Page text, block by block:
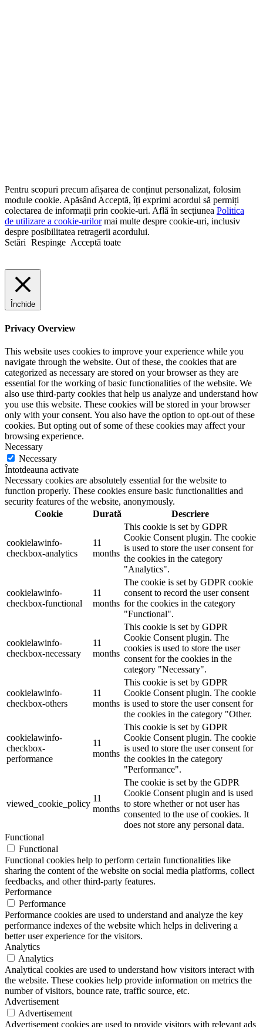
Pentru scopuri precum afișarea de conținut personalizat, folosim
module cookie. Apăsând Acceptă, îți exprimi acordul să permiți
colectarea de informații prin cookie-uri. Află în secțiunea Politica
de utilizare a cookie-urilormai multe despre cookie-uri, inclusiv
despre posibilitatea retragerii acordului.
Setări Respinge Acceptă toate
Închide
Privacy Overview
This website uses cookies to improve your experience while you
navigate through the website. Out of these, the cookies that are
categorized as necessary are stored on your browser as they are
essential for the working of basic functionalities of the website. We
also use third-party cookies that help us analyze and understand how
you use this website. These cookies will be stored in your browser
only with your consent. You also have the option to opt-out of these
cookies. But opting out of some of these cookies may affect your
browsing experience.
Necessary
Necessary
Întotdeauna activate
Necessary cookies are absolutely essential for the website to
function properly. These cookies ensure basic functionalities and
security features of the website, anonymously.
Cookie
Durată Descriere
cookielawinfo-
checkbox-analytics
11
months
This cookie is set by GDPR
Cookie Consent plugin. The cookie
is used to store the user consent for
the cookies in the category
"Analytics".
cookielawinfo-
checkbox-functional
11
months
The cookie is set by GDPR cookie
consent to record the user consent
for the cookies in the category
"Functional".
cookielawinfo-
checkbox-necessary
11
months
This cookie is set by GDPR
Cookie Consent plugin. The
cookies is used to store the user
consent for the cookies in the
category "Necessary".
cookielawinfo-
checkbox-others
11
months
This cookie is set by GDPR
Cookie Consent plugin. The cookie
is used to store the user consent for
the cookies in the category "Other.
cookielawinfo-
checkbox-
performance
11
months
This cookie is set by GDPR
Cookie Consent plugin. The cookie
is used to store the user consent for
the cookies in the category
"Performance".
viewed_cookie_policy
11
months
The cookie is set by the GDPR
Cookie Consent plugin and is used
to store whether or not user has
consented to the use of cookies. It
does not store any personal data.
Functional
Functional
Functional cookies help to perform certain functionalities like
sharing the content of the website on social media platforms, collect
feedbacks, and other third-party features.
Performance
Performance
Performance cookies are used to understand and analyze the key
performance indexes of the website which helps in delivering a
better user experience for the visitors.
Analytics
Analytics
Analytical cookies are used to understand how visitors interact with
the website. These cookies help provide information on metrics the
number of visitors, bounce rate, traffic source, etc.
Advertisement
Advertisement
Advertisement cookies are used to provide visitors with relevant ads